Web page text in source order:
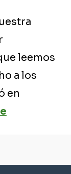
leemos
a los
en